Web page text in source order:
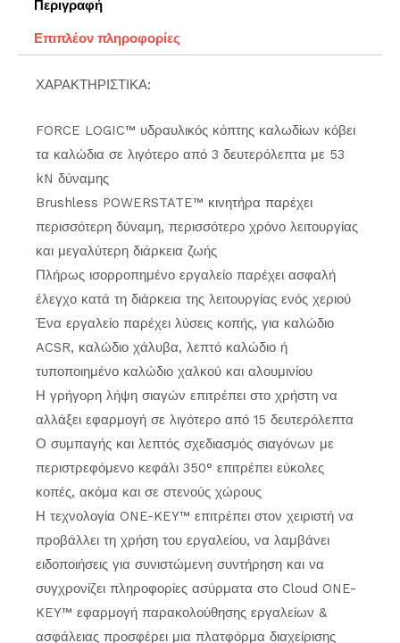
Περιγραφή
Επιπλέον πληροφορίες
ΧΑΡΑΚΤΗΡΙΣΤΙΚΑ:
FORCE LOGIC™ υδραυλικός κόπτης καλωδίων κόβει
τα καλώδια σε λιγότερο από 3 δευτερόλεπτα με 53
kN δύναμης
Brushless POWERSTATE™ κινητήρα παρέχει
περισσότερη δύναμη, περισσότερο χρόνο λειτουργίας
και μεγαλύτερη διάρκεια ζωής
Πλήρως ισορροπημένο εργαλείο παρέχει ασφαλή
έλεγχο κατά τη διάρκεια της λειτουργίας ενός χεριού
Ένα εργαλείο παρέχει λύσεις κοπής, για καλώδιο
ACSR, καλώδιο χάλυβα, λεπτό καλώδιο ή
τυποποιημένο καλώδιο χαλκού και αλουμινίου
Η γρήγορη λήψη σιαγών επιτρέπει στο χρήστη να
αλλάξει εφαρμογή σε λιγότερο από 15 δευτερόλεπτα
Ο συμπαγής και λεπτός σχεδιασμός σιαγόνων με
περιστρεφόμενο κεφάλι 350° επιτρέπει εύκολες
κοπές, ακόμα και σε στενούς χώρους
Η τεχνολογία ONE-KEY™ επιτρέπει στον χειριστή να
προβάλλει τη χρήση του εργαλείου, να λαμβάνει
ειδοποιήσεις για συνιστώμενη συντήρηση και να
συγχρονίζει πληροφορίες ασύρματα στο Cloud ONE-
KEY™ εφαρμογή παρακολούθησης εργαλείων &
ασφάλειας προσφέρει μια πλατφόρμα διαχείρισης